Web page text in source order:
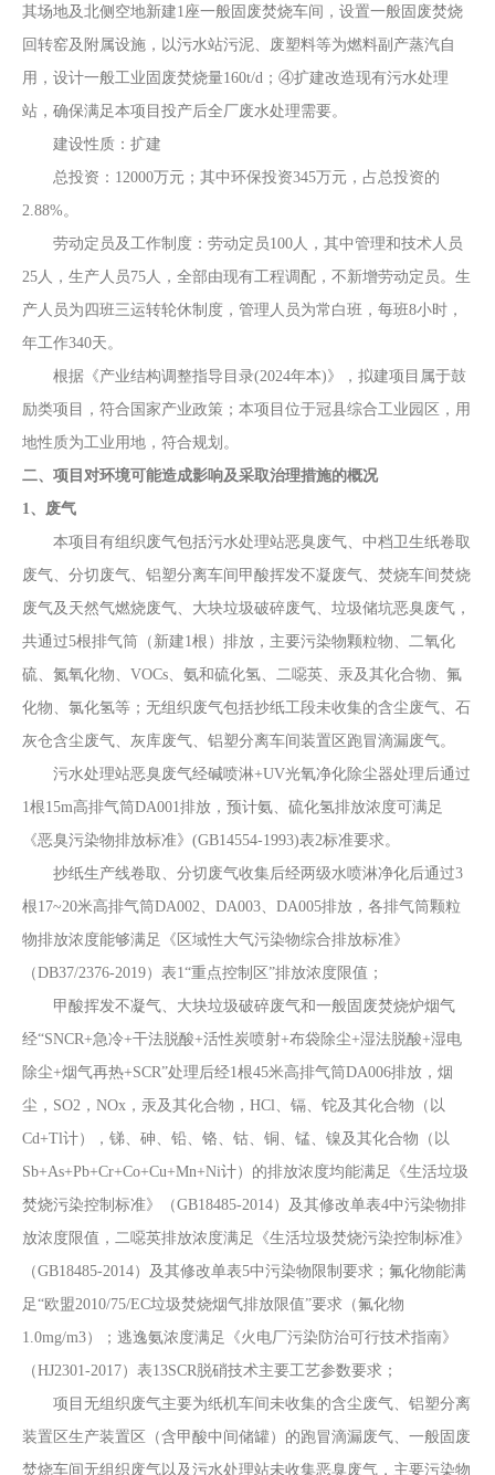
其场地及北侧空地新建1座一般固废焚烧车间， 设置一般固废焚烧
回转窑及附属设施，以污水站污泥、废塑料等为燃料副产蒸汽自
用，设计一般工业 固废焚烧量160t/d；④扩建改造现有污水处理
站，确保满足本项目投产后全厂废水处理需要。
建设性质：扩建
总投资： 12000万元；其中环保投资345万元，占总投资的
2.88%。
劳动定员及工作制度：劳动定员100人，其中管理和技术人员
25人，生产人员75人，全部由现有工程调配，不新增劳动定员。生
产人员为四班三运转轮休制度，管理人员为常白班，每班8小时，
年工作340天。
根据 《产业结构调整指导目录(2024年本)》 ， 拟建项目属于鼓
励类项目，符合国家产业政策；本项目位于冠县综合工业园区 ，用
地性质为工业用地 ，符合规划。
二、项目对环境可能造成影响及采取治理措施的概况
1、废气
本项目有组织废气包括污水处理站恶臭废气、中档卫生纸卷取
废气、分切废气、铝塑分离车间甲酸挥发不凝废气、焚烧车间焚烧
废气及天然气燃烧废气、大块垃圾破碎废气、垃圾储坑恶臭废气 ，
共通过5根排气筒（新建1根）排放，主要污染物颗粒物、二氧化
硫、氮氧化物、VOCs、氨和硫化氢、二噁英、汞及其化合物、氟
化物、氯化氢等 ；无组织废气包括抄纸工段未收集的含尘废气、石
灰仓含尘废气、灰库废气、铝塑分离车间装置区跑冒滴漏废气。
污水处理站恶臭废气经碱喷淋+UV光氧净化除尘器处理后通过
1根15m高排气筒DA001排放，预计氨、硫化氢排放浓度可满足
《恶臭污染物排放标准》 (GB14554-1993)表2标准要求。
抄纸生产线卷取、分切废气收集后经两级水喷淋净化后通过3
根17~20米高排气筒DA002、DA003、DA005排放，各排气筒颗粒
物排放浓度能够满足《区域性大气污染物综合排放标准》
（DB37/2376-2019）表1“重点控制区”排放浓度限值；
甲酸挥发不凝气、大块垃圾破碎废气和一般固废焚烧炉烟气
经“SNCR+急冷+干法脱酸+活性炭喷射+布袋除尘+湿法脱酸+湿电
除尘+烟气再热+SCR”处理后经1根45米高排气筒DA006排放， 烟
尘 ， SO2 ， NOx ， 汞及其化合物 ， HCl、镉、铊及其化合物（以
Cd+Tl计），锑、砷、铅、铬、钴、铜、锰、镍及其化合物（以
Sb+As+Pb+Cr+Co+Cu+Mn+Ni计） 的排放浓度均能满足
《生活垃圾
焚烧污染控制标准》（GB18485-2014）及其修改单表4中污染物排
放浓度限值，二噁英排放浓度满足《生活垃圾焚烧污染控制标准》
（GB18485-2014） 及其修改单表5中污染物限制要求 ；氟化物能满
足“欧盟2010/75/EC垃圾焚烧烟气排放限值”要求（氟化物
1.0mg/m3）；逃逸氨浓度满足《火电厂污染防治可行技术指南》
（HJ2301-2017）表13SCR脱硝技术主要工艺参数要求；
项目无组织废气主要为纸机车间未收集的含尘废气、铝塑分离
装置区生产装置区（含甲酸中间储罐）的跑冒滴漏废气、一般固废
焚烧车间无组织废气以及污水处理站未收集恶臭废气，主要污染物